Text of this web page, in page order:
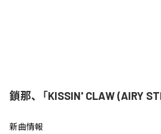
鎖那、「KISSIN' CLAW (AIRY
新曲情報